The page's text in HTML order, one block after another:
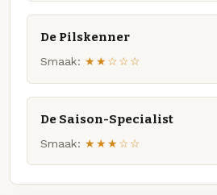
De Pilskenner
Smaak: ★★☆☆☆
De Saison-Specialist
Smaak: ★★★☆☆